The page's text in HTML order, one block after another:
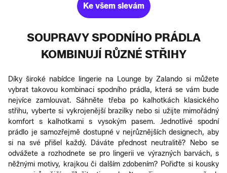
Ke všem slevám
SOUPRAVY SPODNÍHO PRÁDLA
KOMBINUJÍ RŮZNÉ STŘIHY
Díky široké nabídce lingerie na Lounge by Zalando si můžete
vybrat takovou kombinaci spodního prádla, která se vám bude
nejvíce zamlouvat. Sáhněte třeba po kalhotkách klasického
střihu, vyberte si vykrojenější brazilky nebo si užijte mimořádný
komfort s kalhotkami s vysokým pasem. Jednotlivé spodní
prádlo je samozřejmě dostupné v nejrůznějších designech, aby
si na své přišel každý. Dáváte přednost neutralitě? Nebo se
odvážete a rozhodnete se pro lingerii ve výrazných barvách, s
něžnými motivy, krajkou či dalším zdobením? Pořiďte si kousky